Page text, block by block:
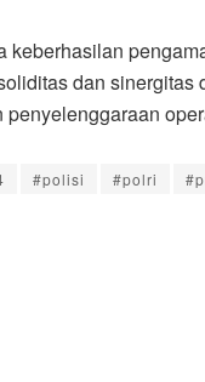
keberhasilan
dan
#polisi #polri